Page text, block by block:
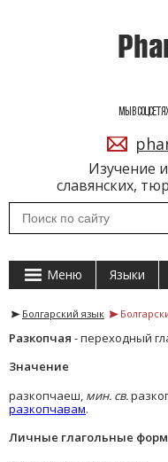
Изучение
славянских,
МЫ В
Меню Языки
Болгарский язык
Разкопчая - переходный
Значение
разкопчаеш, мин. св.
разкопчавам.
Личные глагольные